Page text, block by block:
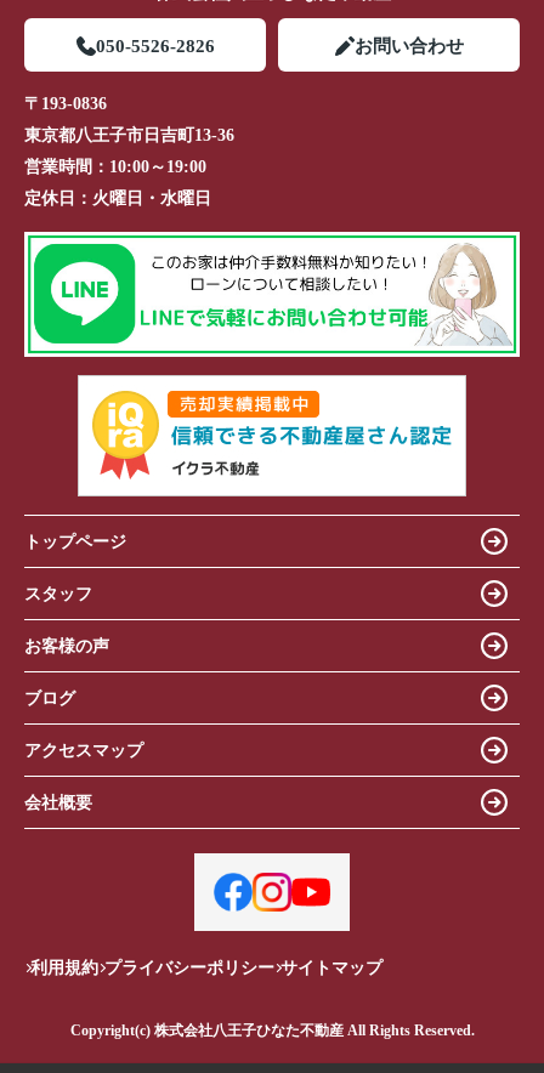
050-5526-2826 お問い合わせ
〒193-0836
東京都八王子市日吉町13-36
営業時間： 10:00～19:00
定休日： 火曜日・水曜日
トップページ
スタッフ
お客様の声
ブログ
アクセスマップ
会社概要
利用規約 プライバシーポリシー サイトマップ
Copyright(c) 株式会社八王子ひなた不動産 All Rights Reserved.